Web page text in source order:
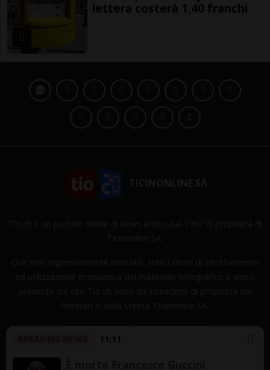
11:11
lettera costerà 1,40 franchi